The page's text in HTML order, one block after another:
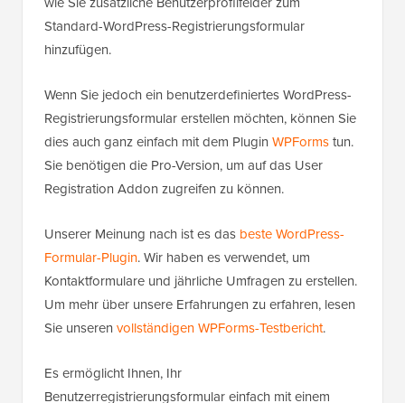
Standard-WordPress-Registrierungsformular
hinzufügen.
Wenn Sie jedoch ein benutzerdefiniertes WordPress-
Registrierungsformular erstellen möchten, können Sie
dies auch ganz einfach mit dem Plugin WPFormstun.
Sie benötigen die Pro-Version, um auf das User
Registration Addon zugreifen zu können.
Unserer Meinung nach ist es das beste WordPress-
Formular-Plugin. Wir haben es verwendet, um
Kontaktformulare und jährliche Umfragen zu erstellen.
Um mehr über unsere Erfahrungen zu erfahren, lesen
Sie unseren vollständigen WPForms-Testbericht.
Es ermöglicht Ihnen, Ihr
Benutzerregistrierungsformular einfach mit einem